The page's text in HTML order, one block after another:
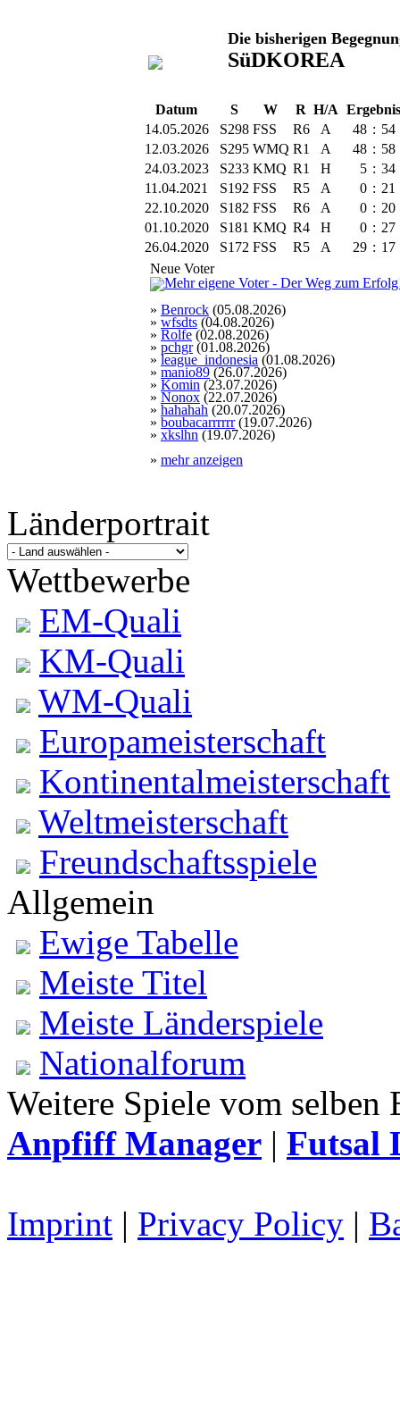
Die bisherigen
SüDKOREA
Datum S W R H/A Ergebnis
14.05.2026
S298 FSS R6 A 48 : 54
12.03.2026
S295 WMQ R1 A 48 : 58
24.03.2023
S233 KMQ R1 H 5 : 34
11.04.2021
S192 FSS R5 A 0 : 21
22.10.2020
S182 FSS R6 A 0 : 20
01.10.2020
S181 KMQ R4 H 0 : 27
26.04.2020
S172 FSS R5 A 29 : 17
Neue Voter
» Benrock (05.08.2026)
» wfsdts (04.08.2026)
» Rolfe (02.08.2026)
» pchgr(01.08.2026)
» league_indonesia (01.08.2026)
» manio89 (26.07.2026)
» Komin (23.07.2026)
» Nonox (22.07.2026)
» hahahah (20.07.2026)
» boubacarrrrrr(19.07.2026)
» xkslhn (19.07.2026)
» mehr anzeigen
Länderportrait
Wettbewerbe
EM-Quali
KM-Quali
WM-Quali
Europameisterschaft
Kontinentalmeisterschaft
Weltmeisterschaft
Freundschaftsspiele
Allgemein
Ewige Tabelle
Meiste Titel
Meiste Länderspiele
Nationalforum
Weitere Spiele vom
Anpfiff Manager | Futsal
Imprint | Privacy Policy |